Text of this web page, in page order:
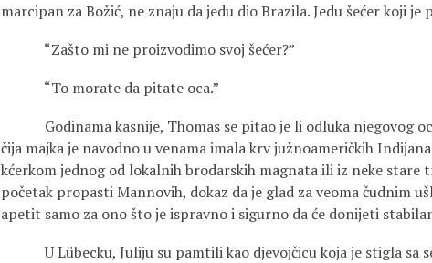
marcipan za Božić, ne znaju da jedu dio Brazila. Jedu šećer koji je
“Zašto mi ne proizvodimo svoj šećer?”
“To morate da pitate oca.”
Godinama kasnije, Thomas se pitao je li odluka njegovog
čija majka je navodno u venama imala krv južnoameričkih
kćerkom jednog od lokalnih brodarskih magnata ili iz neke stare
početak propasti Mannovih, dokaz da je glad za veoma čudnim
apetit samo za ono što je ispravno i sigurno da će donijeti
U Lübecku, Juliju su pamtili kao djevojčicu koja je stigla sa